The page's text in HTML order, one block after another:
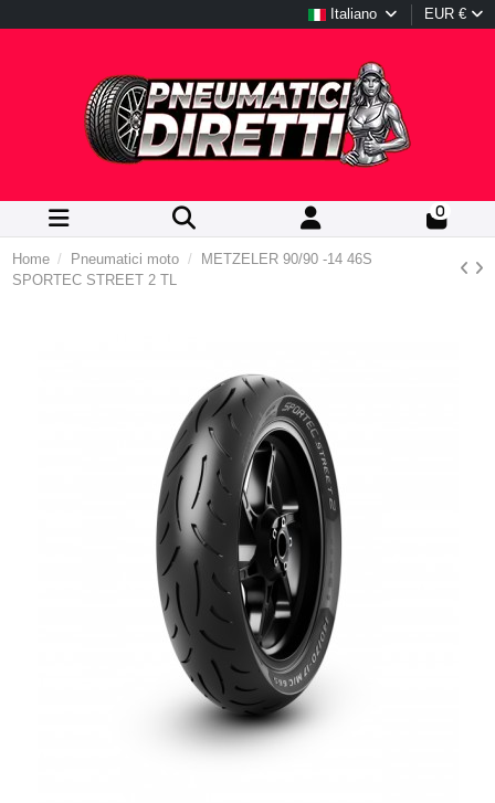
Italiano EUR €
0
Home Pneumatici moto
METZELER 90/90 -14 46S
SPORTEC STREET 2 TL